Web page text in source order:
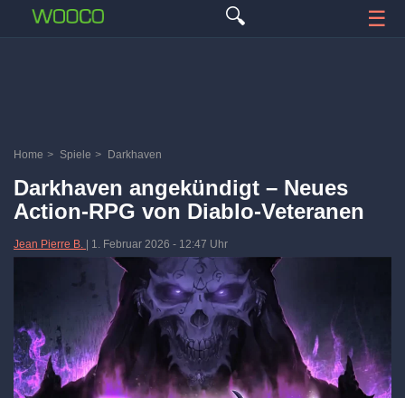
🔍 ☰
Home > Spiele > Darkhaven
Darkhaven angekündigt – Neues
Action-RPG von Diablo-Veteranen
Jean Pierre B. 1. Februar 2026 - 12:47 Uhr